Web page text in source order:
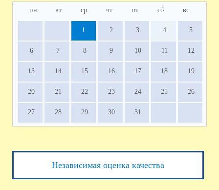
пн вт ср чт пт сб вс
1 2 3 4 5
6 7 8 9 10 11 12
13 14 15 16 17 18 19
20 21 22 23 24 25 26
27 28 29 30 31
Независимая оценка качества